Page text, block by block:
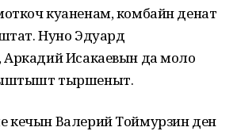
куаненам, комбайн денат
Нуно Эдуард
Исакаевын да моло
тыршеныт.
Валерий Тоймурзин ден